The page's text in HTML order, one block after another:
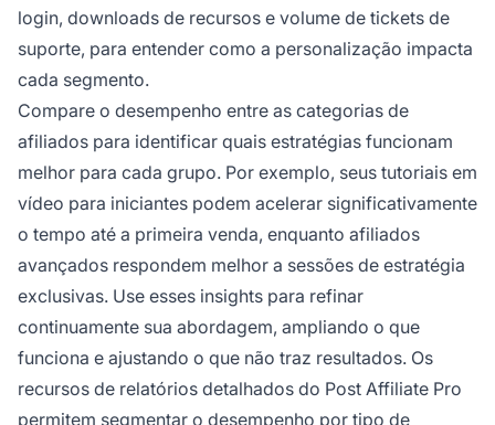
login, downloads de recursos e volume de tickets de
suporte, para entender como a personalização impacta
cada segmento.
Compare o desempenho entre as categorias de
afiliados para identificar quais estratégias funcionam
melhor para cada grupo. Por exemplo, seus tutoriais em
vídeo para iniciantes podem acelerar significativamente
o tempo até a primeira venda, enquanto afiliados
avançados respondem melhor a sessões de estratégia
exclusivas. Use esses insights para refinar
continuamente sua abordagem, ampliando o que
funciona e ajustando o que não traz resultados. Os
recursos de relatórios detalhados do Post Affiliate Pro
permitem segmentar o desempenho por tipo de